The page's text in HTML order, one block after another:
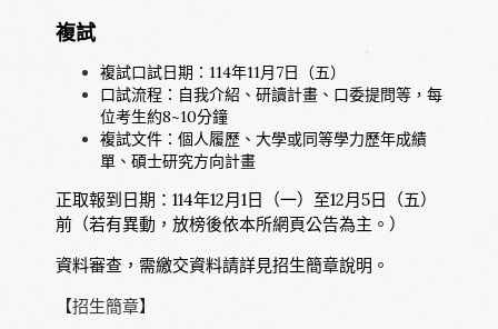
複試
複試口試日期：114年11月7日（五）
口試流程：自我介紹、研讀計畫、口委提問等，每
位考生約8~10分鐘
複試文件：個人履歷、大學或同等學力歷年成績
單、碩士研究方向計畫
正取報到日期：114年12月1日（一）至12月5日（五）
前（若有異動，放榜後依本所網頁公告為主。）
資料審查，需繳交資料請詳見招生簡章說明。
【招生簡章】